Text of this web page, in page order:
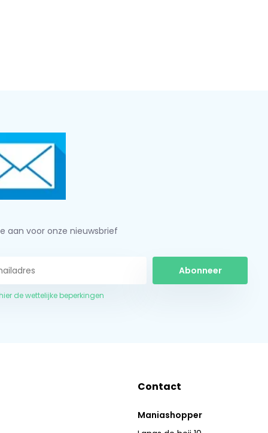
aan voor onze nieuwsbrief
Abonneer
de wettelijke beperkingen
Contact
Maniashopper